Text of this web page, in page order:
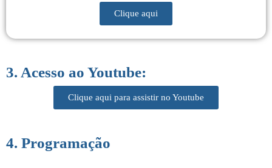
Clique aqui
3. Acesso ao Youtube:
Clique aqui para assistir no Youtube
4. Programação